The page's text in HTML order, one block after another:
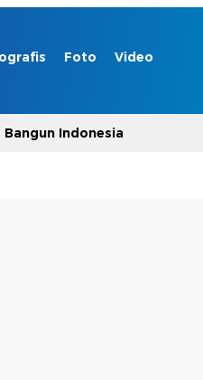
Foto Video
Bangun Indonesia